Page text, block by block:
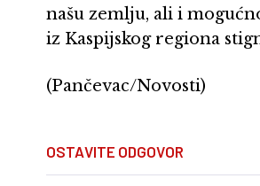
našu zemlju, ali i
iz Kaspijskog regiona
(Pančevac/Novosti)
OSTAVITE ODGOVOR